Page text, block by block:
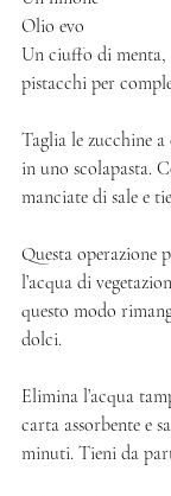
Olio evo
Un ciuffo di
pistacchi per
Taglia le zucchine
in uno scolapasta.
manciate di sale e
Questa operazione
l’acqua di
questo modo
dolci.
Elimina l’acqua
carta assorbente e
minuti. Tieni da